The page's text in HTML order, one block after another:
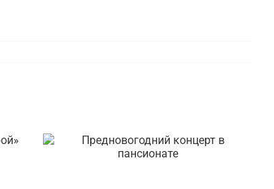
Предновогодний концерт
в пансионате